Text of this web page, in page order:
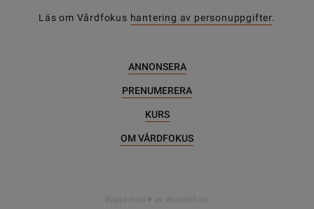
Läs om Vårdfokus hantering av personuppgifter.
ANNONSERA
PRENUMERERA
KURS
OM VÅRDFOKUS
Byggd med av WonderFour